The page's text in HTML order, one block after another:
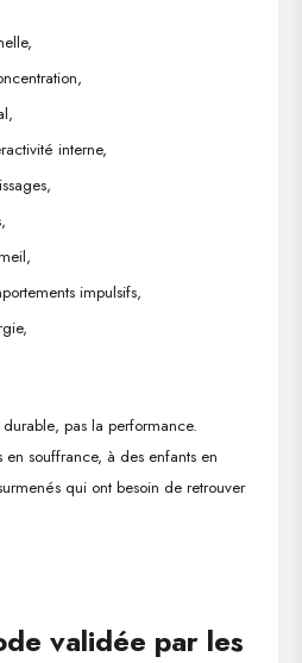
interne,
impulsifs,
, pas la performance.
en souffrance, à des enfants en
qui ont besoin de retrouver
validée par les